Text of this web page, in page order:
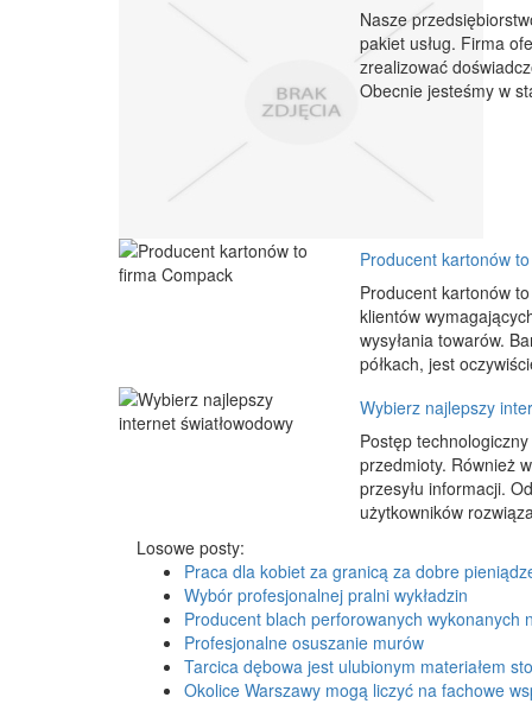
Nasze
pakiet usług. Firma
zrealizować
Obecnie jesteśmy w
Producent kartonów
Producent kartonów
klientów
wysyłania towarów.
półkach, jest
Wybierz najlepszy
Postęp
przedmioty. Również
przesyłu informacji.
użytkowników
Losowe posty:
Praca dla kobiet za granicą za dobre
Wybór profesjonalnej pralni wykładzin
Producent blach perforowanych wykonanych
Profesjonalne osuszanie murów
Tarcica dębowa jest ulubionym materiałem
Okolice Warszawy mogą liczyć na fachowe